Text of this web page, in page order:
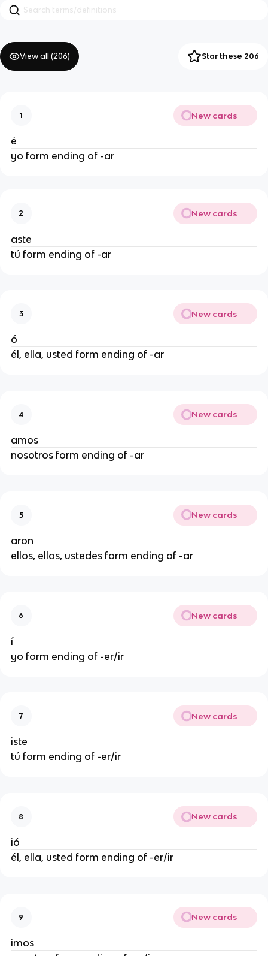
View all (206) Star these 206
1 New cards
é
yo form ending of -ar
2 New cards
aste
tú form ending of -ar
3 New cards
ó
él, ella, usted form ending of -ar
4 New cards
amos
nosotros form ending of -ar
5 New cards
aron
ellos, ellas, ustedes form ending of -ar
6 New cards
í
yo form ending of -er/ir
7 New cards
iste
tú form ending of -er/ir
8 New cards
ió
él, ella, usted form ending of -er/ir
9 New cards
imos